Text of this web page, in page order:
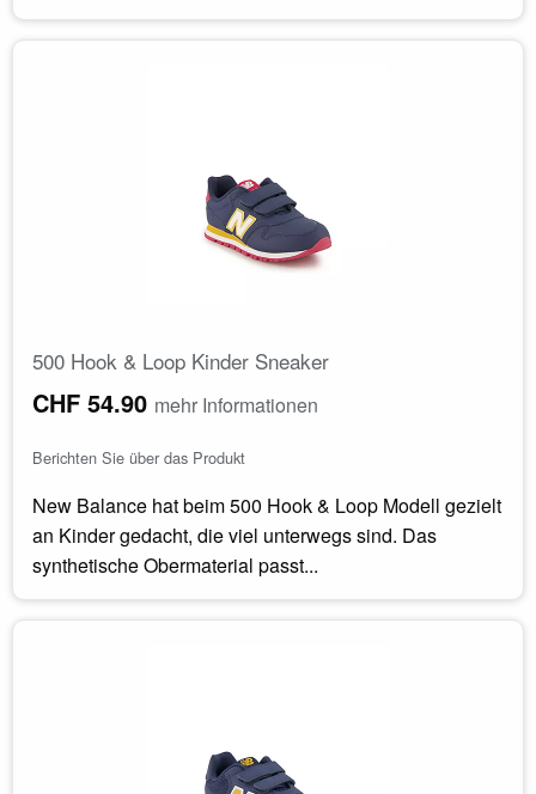
500 Hook & Loop Kinder Sneaker
CHF 54.90 mehr Informationen
Berichten Sie über das Produkt
New Balance hat beim 500 Hook & Loop Modell gezielt
an Kinder gedacht, die viel unterwegs sind. Das
synthetische Obermaterial passt...